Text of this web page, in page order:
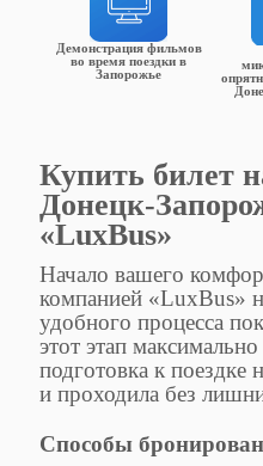
Демонстрация фильмов
во время поездки в
Запорожье
Купить билет
Донецк-
«LuxBus»
Начало вашего
компанией «LuxBus»
удобного процесса
этот этап
подготовка к поездке
и проходила без
Способы